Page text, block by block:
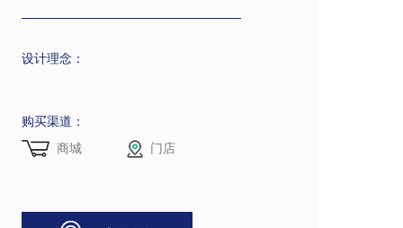
设计理念：
购买渠道：
商城
门店